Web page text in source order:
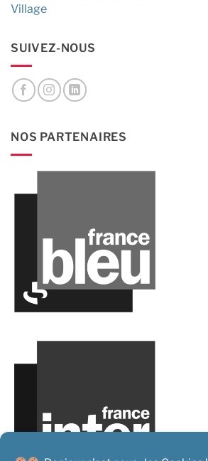
Village
SUIVEZ-NOUS
NOS PARTENAIRES